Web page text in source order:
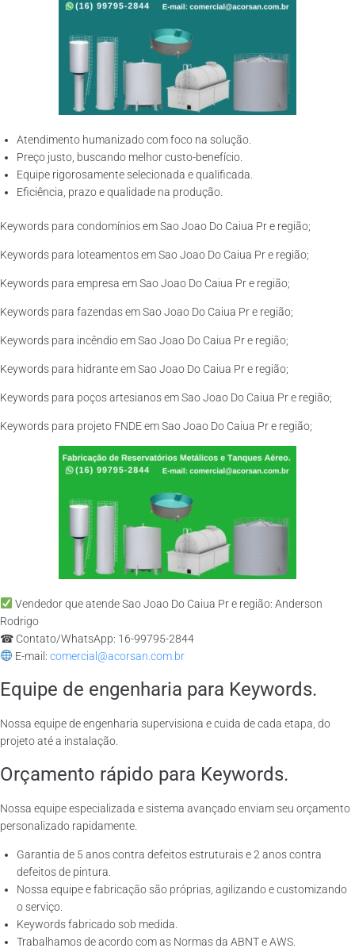
Atendimento humanizado com foco na solução.
Preço justo, buscando melhor custo-benefício.
Equipe rigorosamente selecionada e qualificada.
Eficiência, prazo e qualidade na produção.
Keywords para condomínios em Sao Joao Do Caiua Pr e região;
Keywords para loteamentos em Sao Joao Do Caiua Pr e região;
Keywords para empresa em Sao Joao Do Caiua Pr e região;
Keywords para fazendas em Sao Joao Do Caiua Pr e região;
Keywords para incêndio em Sao Joao Do Caiua Pr e região;
Keywords para hidrante em Sao Joao Do Caiua Pr e região;
Keywords para poços artesianos em Sao Joao Do Caiua Pr e região;
Keywords para projeto FNDE em Sao Joao Do Caiua Pr e região;
Vendedor que atende Sao Joao Do Caiua Pr e região: Anderson
Rodrigo
☎ Contato/WhatsApp: 16-99795-2844
E-mail: comercial@acorsan.com.br
Equipe de engenharia para Keywords.
Nossa equipe de engenharia supervisiona e cuida de cada etapa, do
projeto até a instalação.
Orçamento rápido para Keywords.
Nossa equipe especializada e sistema avançado enviam seu orçamento
personalizado rapidamente.
Garantia de 5 anos contra defeitos estruturais e 2 anos contra
defeitos de pintura.
Nossa equipe e fabricação são próprias, agilizando e customizando
o serviço.
Keywords fabricado sob medida.
Trabalhamos de acordo com as Normas da ABNT e AWS.